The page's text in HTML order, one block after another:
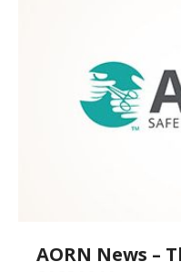
AORN News –